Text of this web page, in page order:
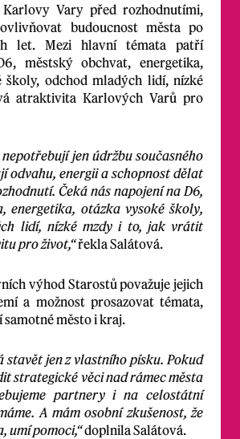
Vary před rozhodnutími,
budoucnost města po
let. Mezi hlavní témata patří
městský obchvat, energetika,
školy, odchod mladých lidí, nízké
atraktivita Karlových Varů pro
jen údržbu současného
odvahu, energii a schopnost dělat
Čeká nás napojení na D6,
energetika, otázka vysoké školy,
lidí, nízké mzdy i to, jak vrátit
pro život,“řekla Salátová.
výhod Starostů považuje jejich
a možnost prosazovat témata,
město i kraj.
stavět jen z vlastního písku. Pokud
strategické věci nad rámec města
partnery i na celostátní
A mám osobní zkušenost, že
umí pomoci,“doplnila Salátová.